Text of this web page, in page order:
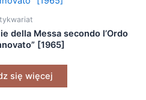
della Messa secondo l’Ordo
[1965]
się więcej